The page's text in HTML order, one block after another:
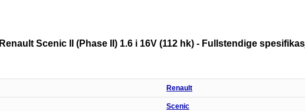
Renault Scenic II (Phase II) 1.6 i 16V (112 hk) - Fullstendige
Renault
Scenic